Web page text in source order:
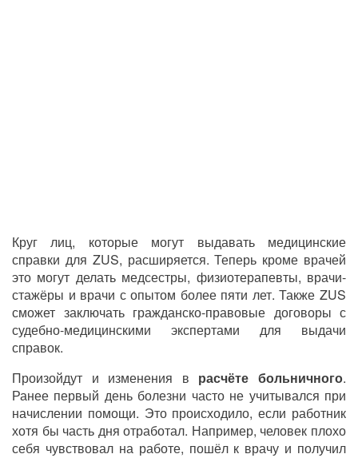
Круг лиц, которые могут выдавать медицинские
справки для ZUS, расширяется. Теперь кроме врачей
это могут делать медсестры, физиотерапевты, врачи-
стажёры и врачи с опытом более пяти лет. Также ZUS
сможет заключать гражданско-правовые договоры с
судебно-медицинскими экспертами для выдачи
справок.
Произойдут и изменения в расчёте больничного.
Ранее первый день болезни часто не учитывался при
начислении помощи. Это происходило, если работник
хотя бы часть дня отработал. Например, человек плохо
себя чувствовал на работе, пошёл к врачу и получил